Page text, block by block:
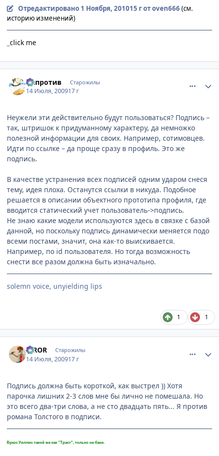
Отредактировано 1 Ноября, 201015 гот oven666 (см.
историю изменений)
click me
Напротив Старожилы
14 Июля, 200917 г
Неужели эти действительно будут пользоваться? Подпись –
так, штришок к придуманному характеру, да немножко
полезной информации для своих. Например, сотимовцев.
Идти по ссылке – да проще сразу в профиль. Это же
подпись.
В качестве устранения всех подписей одним ударом снеся
тему, идея плоха. Останутся ссылки в никуда. Подобное
решается в описании объектного прототипа профиля, где
вводится статический учет пользователь->подпись.
Не знаю какие модели используются здесь в связке с базой
данной, но поскольку подпись динамически меняется подо
всеми постами, значит, она как-то выискивается.
Например, по id пользователя. Но тогда возможность
снести все разом должна быть изначально.
solemn voice, unyielding lips
1 1
IRROR Старожилы
14 Июля, 200917 г
Подпись должна быть короткой, как выстрел )) Хотя
парочка лишних 2-3 слов мне бы лично не помешала. Но
это всего два-три слова, а не сто двадцать пять... Я против
романа Толстого в подписи.
Брюс Уиллис такой же как "Траст", только не банк.